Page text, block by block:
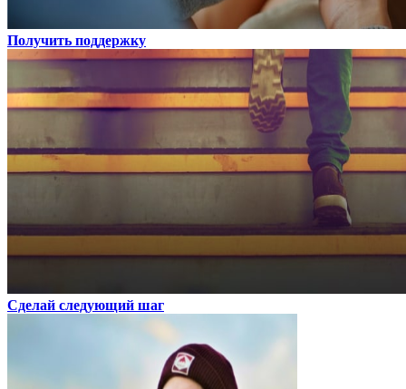
Получить поддержку
Сделай следующий шаг